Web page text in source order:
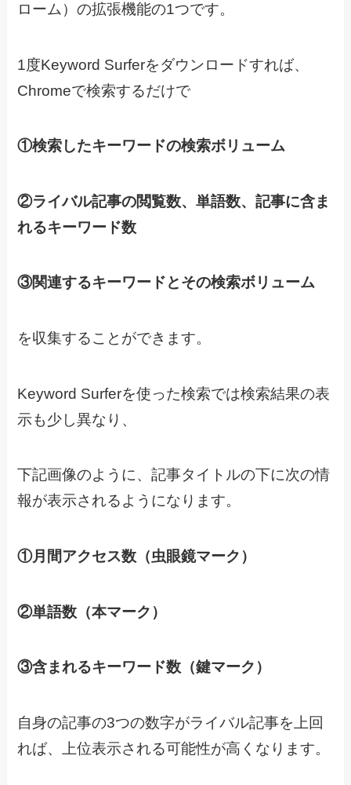
ローム）の拡張機能の1つです。
1度Keyword Surferをダウンロードすれば、
Chromeで検索するだけで
①検索したキーワードの検索ボリューム
②ライバル記事の閲覧数、単語数、記事に含ま
れるキーワード数
③関連するキーワードとその検索ボリューム
を収集することができます。
Keyword Surferを使った検索では検索結果の表
示も少し異なり、
下記画像のように、記事タイトルの下に次の情
報が表示されるようになります。
①月間アクセス数（虫眼鏡マーク）
②単語数（本マーク）
③含まれるキーワード数（鍵マーク）
自身の記事の3つの数字がライバル記事を上回
れば、上位表示される可能性が高くなります。